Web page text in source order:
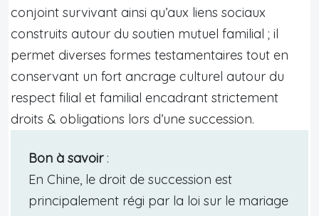
conjoint survivant ainsi qu’aux liens sociaux
construits autour du soutien mutuel familial ; il
permet diverses formes testamentaires tout en
conservant un fort ancrage culturel autour du
respect filial et familial encadrant strictement
droits & obligations lors d’une succession.
Bon à savoir:
En Chine, le droit de succession est
principalement régi par la loi sur le mariage